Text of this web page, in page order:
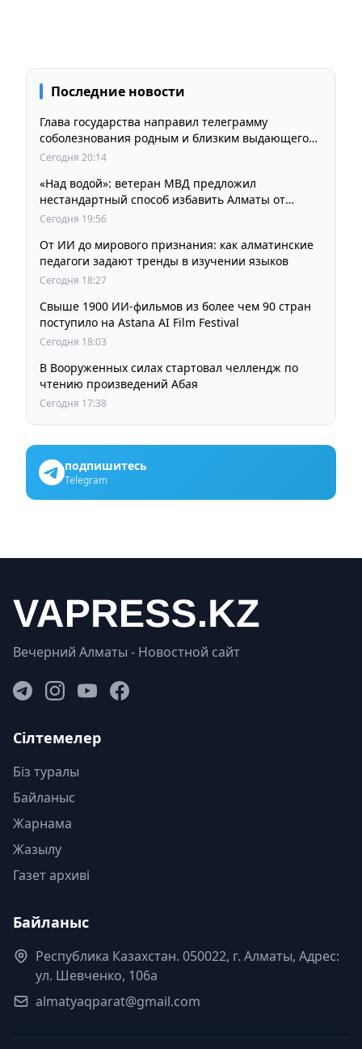
Последние новости
Глава государства направил телеграмму
соболезнования родным и близким выдающегося
кинорежиссера Ардака Амиркулова
Сегодня 20:14
«Над водой»: ветеран МВД предложил
нестандартный способ избавить Алматы от
пробок и смога
Сегодня 19:56
От ИИ до мирового признания: как алматинские
педагоги задают тренды в изучении языков
Сегодня 18:27
Свыше 1900 ИИ-фильмов из более чем 90 стран
поступило на Astana AI Film Festival
Сегодня 18:03
В Вооруженных силах стартовал челлендж по
чтению произведений Абая
Сегодня 17:38
подпишитесь
Telegram
Вечерний Алматы - Новостной сайт
Сілтемелер
Біз туралы
Байланыс
Жарнама
Жазылу
Газет архиві
Байланыс
Республика Казахстан. 050022, г. Алматы, Адрес:
ул. Шевченко, 106а
almatyaqparat@gmail.com